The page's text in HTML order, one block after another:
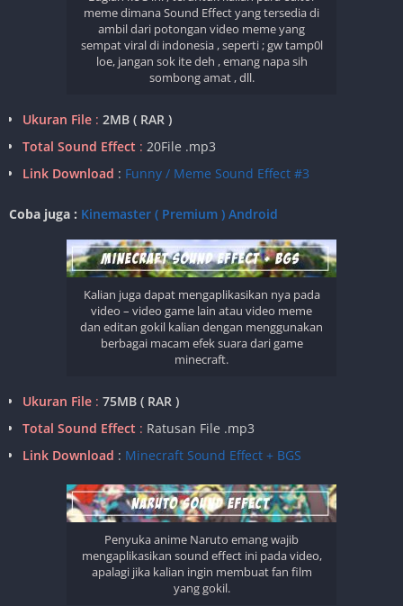
meme dimana Sound Effect yang tersedia di
ambil dari potongan video meme yang
sempat viral di indonesia , seperti ; gw tamp0l
loe, jangan sok ite deh , emang napa sih
sombong amat , dll.
Ukuran File : 2MB ( RAR )
Total Sound Effect : 20File .mp3
Link Download : Funny / Meme Sound Effect #3
Coba juga : Kinemaster ( Premium ) Android
Kalian juga dapat mengaplikasikan nya pada
video – video game lain atau video meme
dan editan gokil kalian dengan menggunakan
berbagai macam efek suara dari game
minecraft.
Ukuran File : 75MB ( RAR )
Total Sound Effect : Ratusan File .mp3
Link Download : Minecraft Sound Effect + BGS
Penyuka anime Naruto emang wajib
mengaplikasikan sound effect ini pada video,
apalagi jika kalian ingin membuat fan film
yang gokil.